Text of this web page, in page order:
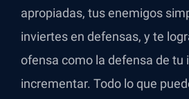
apropiadas, tus enemigos
inviertes en defensas, y te
ofensa como la defensa de tu
incrementar. Todo lo que